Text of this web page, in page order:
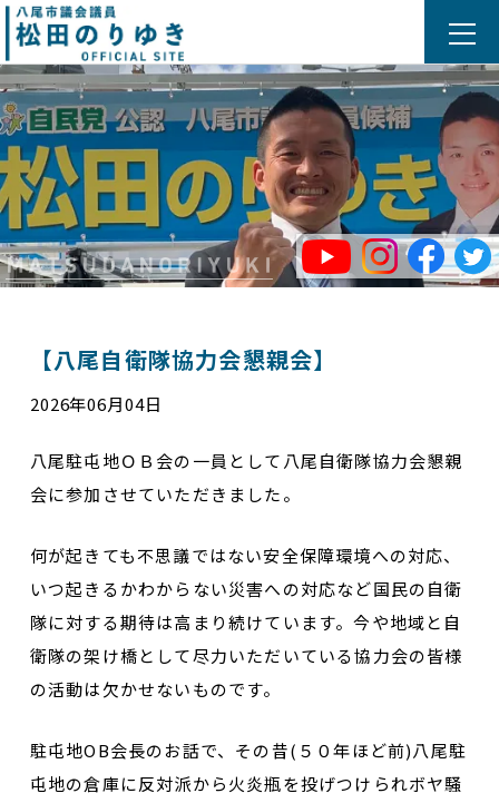
【八尾自衛隊協力会懇親会】
2026年06月04日
八尾駐屯地ＯＢ会の一員として八尾自衛隊協力会懇親
会に参加させていただきました。
何が起きても不思議ではない安全保障環境への対応、
いつ起きるかわからない災害への対応など国民の自衛
隊に対する期待は高まり続けています。今や地域と自
衛隊の架け橋として尽力いただいている協力会の皆様
の活動は欠かせないものです。
駐屯地OB会長のお話で、その昔(５０年ほど前)八尾駐
屯地の倉庫に反対派から火炎瓶を投げつけられボヤ騒